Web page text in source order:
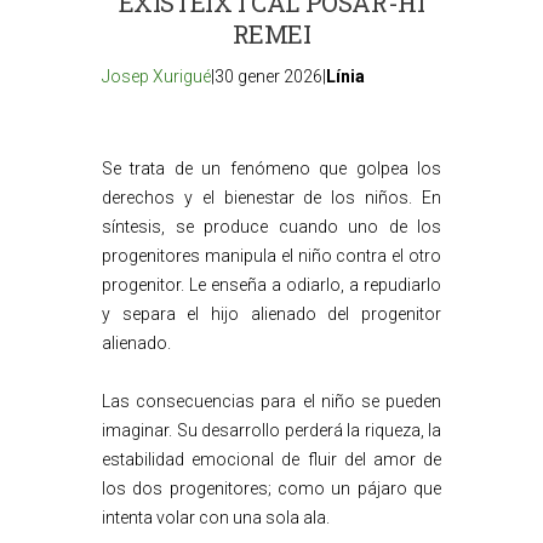
REMEI
Josep Xurigué |30 gener 2026| Línia
Se trata de un fenómeno que golpea los
derechos y el bienestar de los niños. En
síntesis, se produce cuando uno de los
progenitores manipula el niño contra el otro
progenitor. Le enseña a odiarlo, a repudiarlo
y separa el hijo alienado del progenitor
alienado.
Las consecuencias para el niño se pueden
imaginar. Su desarrollo perderá la riqueza, la
estabilidad emocional de fluir del amor de
los dos progenitores; como un pájaro que
intenta volar con una sola ala.